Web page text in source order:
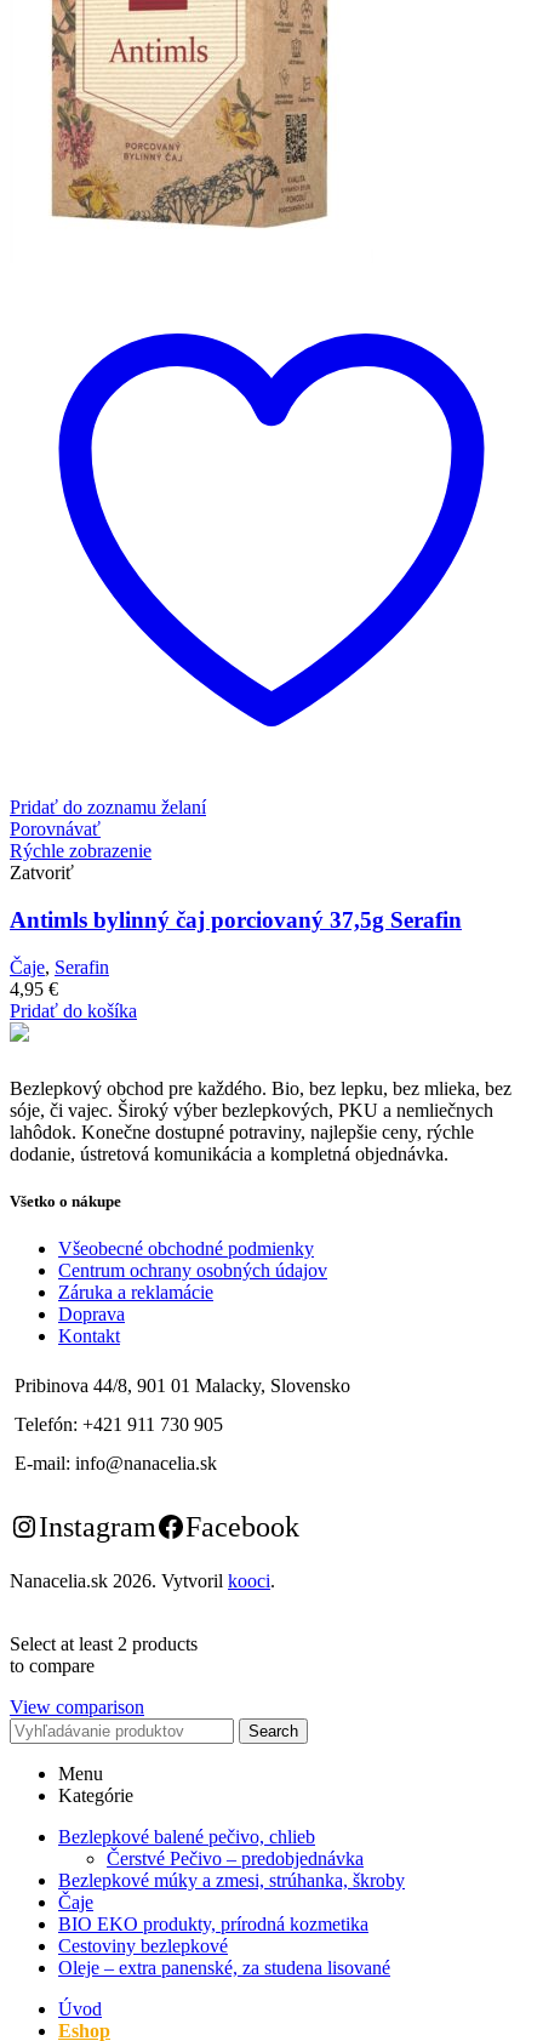
Pridať do zoznamu želaní
Porovnávať
Rýchle zobrazenie
Zatvoriť
Antimls bylinný čaj porciovaný 37,5g Serafin
Čaje, Serafin
4,95 €
Pridať do košíka
Bezlepkový obchod pre každého. Bio, bez lepku, bez mlieka, bez
sóje, či vajec. Široký výber bezlepkových, PKU a nemliečnych
lahôdok. Konečne dostupné potraviny, najlepšie ceny, rýchle
dodanie, ústretová komunikácia a kompletná objednávka.
Všetko o nákupe
Všeobecné obchodné podmienky
Centrum ochrany osobných údajov
Záruka a reklamácie
Doprava
Kontakt
Pribinova 44/8, 901 01 Malacky, Slovensko
Telefón: +421 911 730 905
E-mail: info@nanacelia.sk
Instagram Facebook
Nanacelia.sk 2026. Vytvoril kooci.
Select at least 2 products
to compare
View comparison
Search
Menu
Kategórie
Bezlepkové balené pečivo, chlieb
Čerstvé Pečivo – predobjednávka
Bezlepkové múky a zmesi, strúhanka, škroby
Čaje
BIO EKO produkty, prírodná kozmetika
Cestoviny bezlepkové
Oleje – extra panenské, za studena lisované
Úvod
Eshop